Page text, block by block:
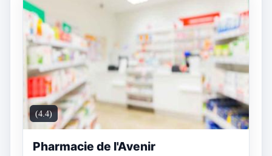
(4.4)
Pharmacie de l'Avenir